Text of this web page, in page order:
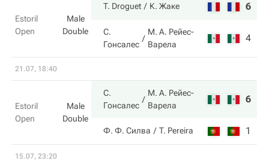
Estoril
Open
Male
Double
T. Droguet К. Жаке 6
С.
Гонсалес
М. А. Рейес-
Варела
4
21.07, 18:40
Estoril
Open
Male
Double
С.
Гонсалес
М. А. Рейес-
Варела
6
Ф. Ф. Силва T. Pereira 1
15.07, 23:20